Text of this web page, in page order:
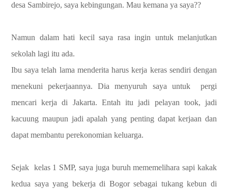
desa Sambirejo, saya kebingungan. Mau kemana ya saya??
Namun dalam hati kecil saya rasa ingin untuk melanjutkan
sekolah lagi itu ada.
Ibu saya telah lama menderita harus kerja keras sendiri dengan
menekuni pekerjaannya. Dia menyuruh saya untuk pergi
mencari kerja di Jakarta. Entah itu jadi pelayan took, jadi
kacuung maupun jadi apalah yang penting dapat kerjaan dan
dapat membantu perekonomian keluarga.
Sejak kelas 1 SMP, saya juga buruh mememelihara sapi kakak
kedua saya yang bekerja di Bogor sebagai tukang kebun di